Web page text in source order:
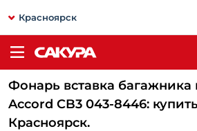
Красноярск
Фонарь вставка
Accord CB3 043-8446:
Красноярск.